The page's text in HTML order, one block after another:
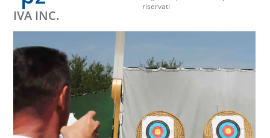
IVA INC.
riservati